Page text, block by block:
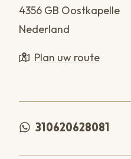
4356 GB Oostkapelle
Nederland
Plan uw route
310620628081